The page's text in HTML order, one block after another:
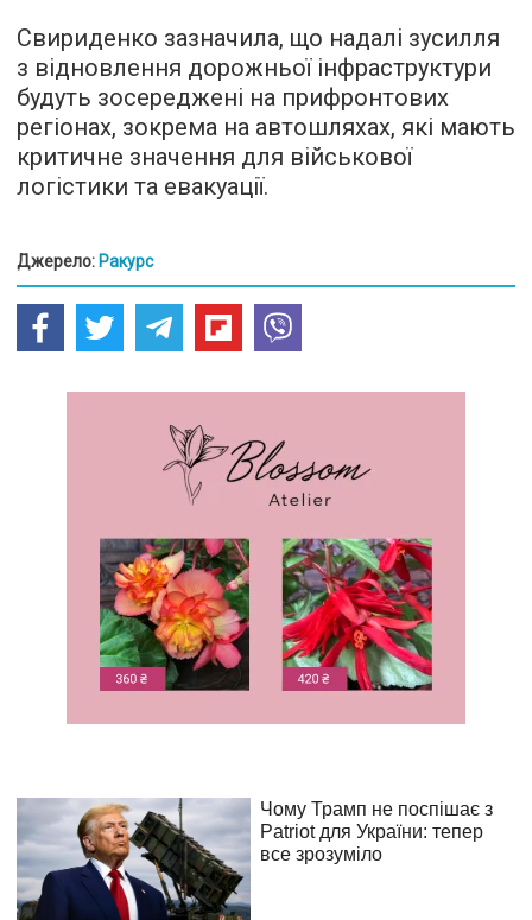
Свириденко зазначила, що надалі зусилля
з відновлення дорожньої інфраструктури
будуть зосереджені на прифронтових
регіонах, зокрема на автошляхах, які мають
критичне значення для військової
логістики та евакуації.
Джерело: Ракурс